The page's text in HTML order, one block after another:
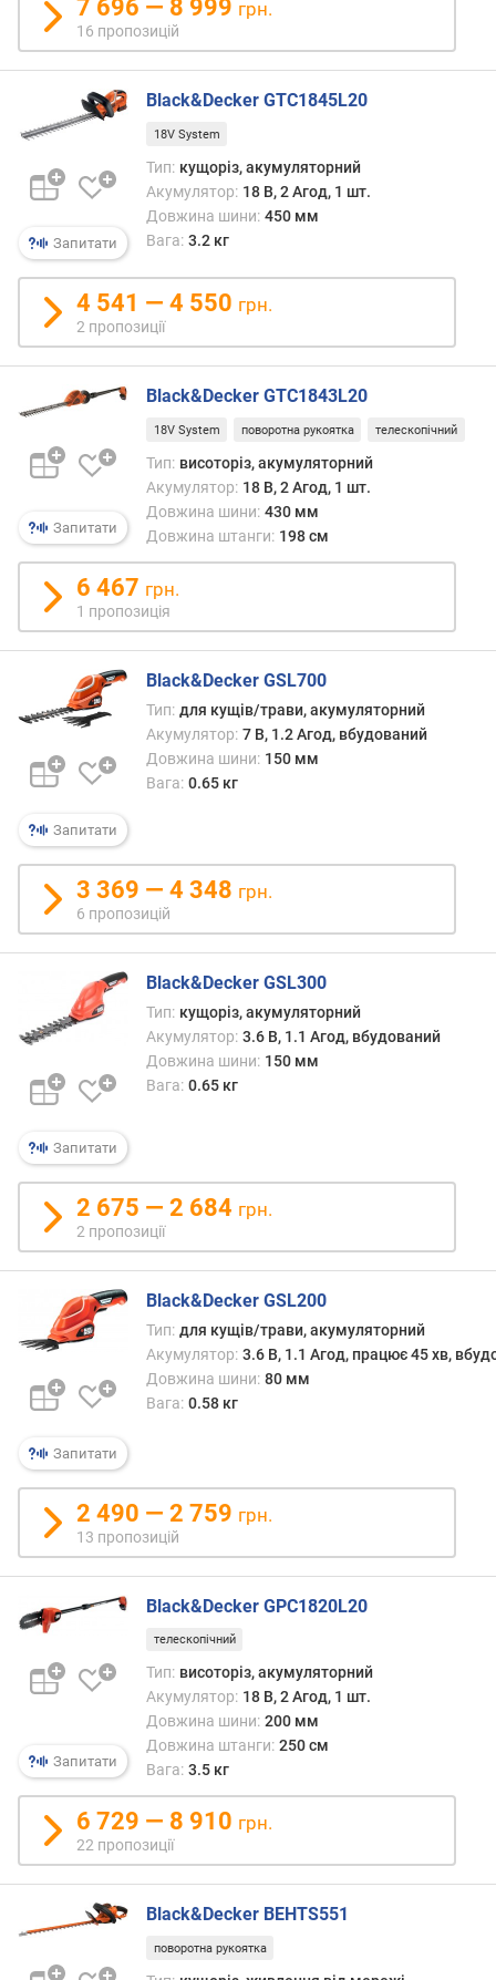
ю
д
о
в
н
н
з
к
к
с
т
п
р
о
п
о
з
і
о
т
у
ж
н
і
(
т
)
п
о
у
с
т
ь
(
к
с
.
)
р
і
е
ш
(
д
Б
)
в
г
7 696 — 8 999 грн.
16 пропозицій
Запитати
Black&Decker GTC1845L20
18V System
Тип: кущоріз, акумуляторний
Акумулятор: 18 В, 2 Агод, 1 шт.
Довжина шини: 450 мм
Вага: 3.2 кг
4 541 — 4 550 грн.
2 пропозиції
Запитати
Black&Decker GTC1843L20
18V System поворотна рукоятка телескопічний
Тип: висоторіз, акумуляторний
Акумулятор: 18 В, 2 Агод, 1 шт.
Довжина шини: 430 мм
Довжина штанги: 198 см
6 467 грн.
1 пропозиція
Запитати
Black&Decker GSL700
Тип: для кущів/трави, акумуляторний
Акумулятор: 7 В, 1.2 Агод, вбудований
Довжина шини: 150 мм
Вага: 0.65 кг
3 369 — 4 348 грн.
6 пропозицій
Запитати
Black&Decker GSL300
Тип: кущоріз, акумуляторний
Акумулятор: 3.6 В, 1.1 Агод, вбудований
Довжина шини: 150 мм
Вага: 0.65 кг
2 675 — 2 684 грн.
2 пропозиції
Запитати
Black&Decker GSL200
Тип: для кущів/трави, акумуляторний
Акумулятор: 3.6 В, 1.1 Агод, працює 45 хв,
Довжина шини: 80 мм
Вага: 0.58 кг
2 490 — 2 759 грн.
13 пропозицій
Запитати
Black&Decker GPC1820L20
телескопічний
Тип: висоторіз, акумуляторний
Акумулятор: 18 В, 2 Агод, 1 шт.
Довжина шини: 200 мм
Довжина штанги: 250 см
Вага: 3.5 кг
6 729 — 8 910 грн.
22 пропозиції
Black&Decker BEHTS551
поворотна рукоятка